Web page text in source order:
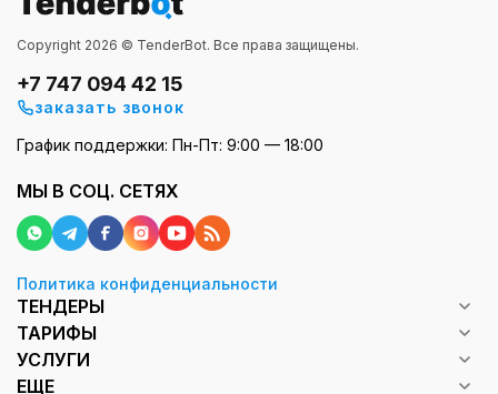
Copyright 2026 © TenderBot. Все права защищены.
+7 747 094 42 15
заказать звонок
График поддержки: Пн-Пт: 9:00 — 18:00
МЫ В СОЦ. СЕТЯХ
Политика конфиденциальности
ТЕНДЕРЫ
ТАРИФЫ
УСЛУГИ
ЕЩЕ